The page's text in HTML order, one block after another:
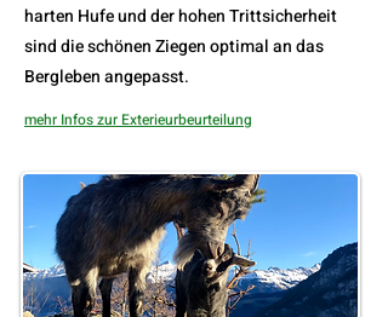
harten Hufe und der hohen Trittsicherheit
sind die schönen Ziegen optimal an das
Bergleben angepasst.
mehr Infos zur Exterieurbeurteilung